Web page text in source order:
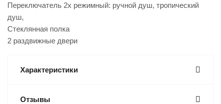
Переключатель 2х режимный: ручной душ, тропический
душ,
Стеклянная полка
2 раздвижные двери
Характеристики
Отзывы